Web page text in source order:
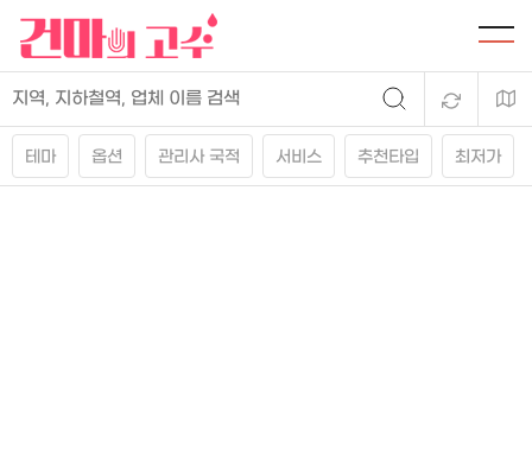
테마 옵션 관리사 국적 서비스 추천타입 최저가